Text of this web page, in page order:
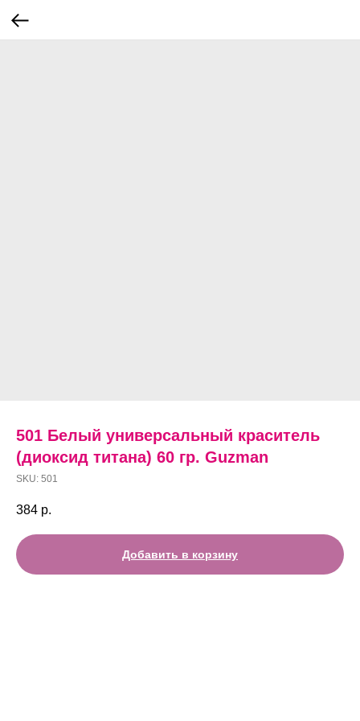
501 Белый универсальный краситель
(диоксид титана) 60 гр. Guzman
SKU: 501
384 р.
Добавить в корзину